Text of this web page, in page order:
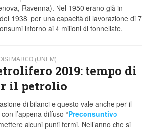
Ravenna). Nel 1950 erano già in
1938, per una capacità di lavorazione di 7
intorno ai 4 milioni di tonnellate.
MARCO (UNEM)
2019: tempo di
il petrolio
di bilanci e questo vale anche per il
l’appena diffuso “Preconsuntivo
alcuni punti fermi. Nell’anno che si